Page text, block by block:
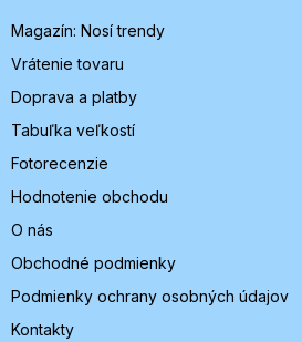
eMagazín: Nosí trendy
Vrátenie tovaru
Doprava a platby
Tabuľka veľkostí
Fotorecenzie
Hodnotenie obchodu
O nás
Obchodné podmienky
Podmienky ochrany osobných údajov
Kontakty